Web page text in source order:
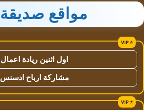
مواقع صديقة
اول اثنين ريادة اعمال
مشاركة ارباح ادسنس